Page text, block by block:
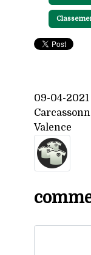
09-04-2021
Valence